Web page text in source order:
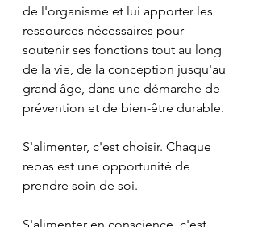
de l'organisme et lui apporter les
ressources nécessaires pour
soutenir ses fonctions tout au long
de la vie, de la conception jusqu'au
grand âge, dans une démarche de
prévention et de bien-être durable.
S'alimenter, c'est choisir. Chaque
repas est une opportunité de
prendre soin de soi.
S'alimenter en conscience, c'est